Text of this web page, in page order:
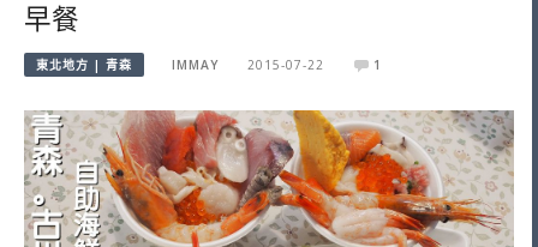
早餐
東北地方 | 青森 IMMAY 2015-07-22 1